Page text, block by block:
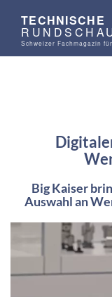
TECHNISCHE
Schweizer Fachmagazin
Big Kaiser
Auswahl an